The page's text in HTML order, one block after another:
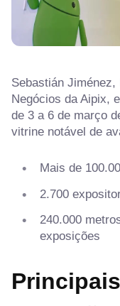
Sebastián
Negócios da Aipix,
de 3 a 6 de março
vitrine notável de
Mais de
2.700
240.000
exposições